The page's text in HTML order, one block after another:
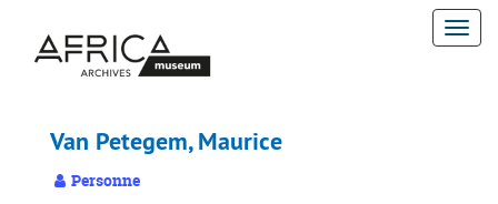
contenu
Van Petegem, Maurice
Personne